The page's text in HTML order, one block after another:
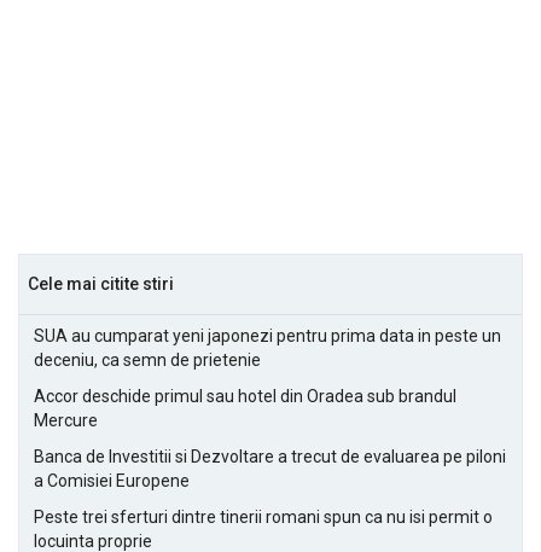
Cele mai citite stiri
SUA au cumparat yeni japonezi pentru prima data in peste un
deceniu, ca semn de prietenie
Accor deschide primul sau hotel din Oradea sub brandul
Mercure
Banca de Investitii si Dezvoltare a trecut de evaluarea pe piloni
a Comisiei Europene
Peste trei sferturi dintre tinerii romani spun ca nu isi permit o
locuinta proprie